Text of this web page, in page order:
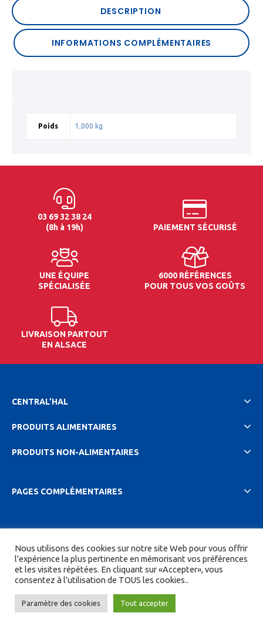
DESCRIPTION
INFORMATIONS COMPLÉMENTAIRES
Poids 1,000 kg
03 69 32 38 24
(8h à 19h)
PAIEMENT SÉCURISÉ
UNE ÉQUIPE
SPÉCIALISÉE
6000 RÉFÉRENCES
POUR TOUS VOS GOÛTS
LIVRAISON PARTOUT
EN ALSACE
CENTRAL’HAL
PRODUITS ALIMENTAIRES
PRODUITS NON-ALIMENTAIRES
PAGES COMPLÉMENTAIRES
confidentionalité| CGV| Tous droits réservés.
Site réalisé parDIGITICS etJoan HAEGELE
Nous utilisons des cookies sur notre site Web pour vous offrir
l'expérience la plus pertinente en mémorisant vos préférences
et les visites répétées. En cliquant sur «Accepter», vous
consentez à l'utilisation de TOUS les cookies..
Paramètre des cookies Tout accepter